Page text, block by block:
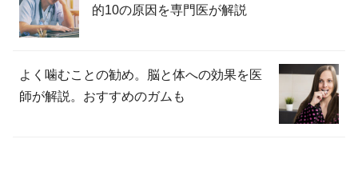
的10の原因を専門医が解説
よく噛むことの勧め。脳と体への効果を医
師が解説。おすすめのガムも